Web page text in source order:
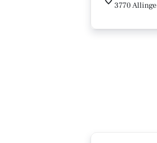
3770 Allinge